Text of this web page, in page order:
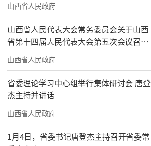
山西省人民政府
山西省人民代表大会常务委员会关于山西
省第十四届人民代表大会第五次会议召开
时间的决定
山西省人民政府
省委理论学习中心组举行集体研讨会 唐登
杰主持并讲话
山西省人民政府
1月4日，省委书记唐登杰主持召开省委常